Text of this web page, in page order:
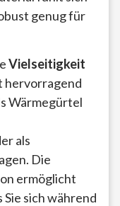
genug für
Vielseitigkeit
hervorragend
Wärmegürtel
als
Die
ermöglicht
sich während